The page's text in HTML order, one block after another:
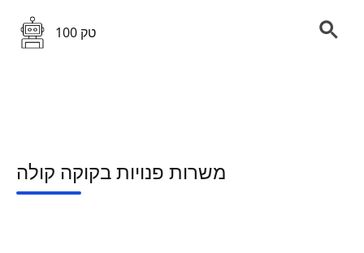
100 טק
משרות פנויות בקוקה קולה